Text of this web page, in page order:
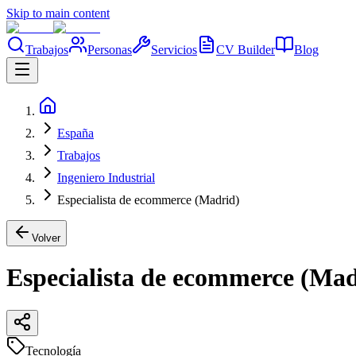
Skip to main content
Trabajos Personas Servicios CV Builder Blog
España
Trabajos
Ingeniero Industrial
Especialista de ecommerce (Madrid)
Volver
Especialista de ecommerce
Tecnología